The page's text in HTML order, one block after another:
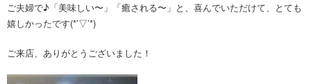
ご夫婦で♪「美味しい〜」「癒される〜」と、喜んでいただけて、とても
嬉しかったです(*’▽’*)
ご来店、ありがとうございました！